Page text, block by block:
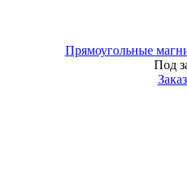
Прямоугольные
Под